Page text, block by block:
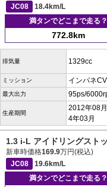
JC08
18.4km/L
満タンでどこまで走る？
772.8km
排気量 1329cc
ミッション インパネ
最大出力 95ps/
生産期間
2012年08
4年03月
1.3 i-L アイドリングスト
新車時価格169.9万円(税込)
JC08
19.6km/L
満タンでどこまで走る？